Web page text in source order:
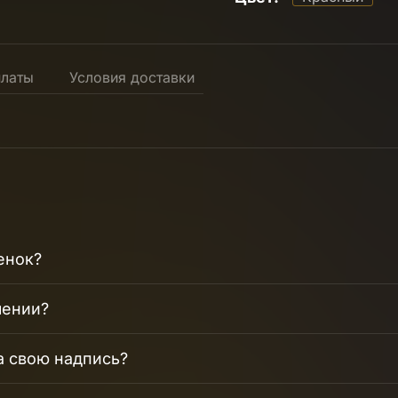
Условия доставки
свою надпись?